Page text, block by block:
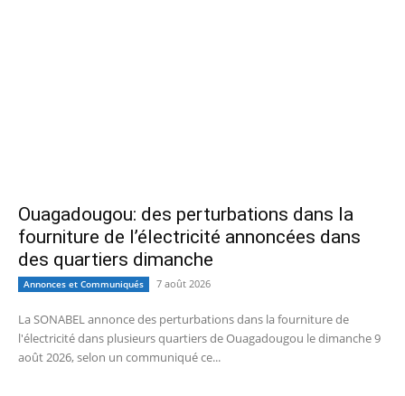
Ouagadougou: des perturbations dans la
fourniture de l’électricité annoncées dans
des quartiers dimanche
Annonces et Communiqués 7 août 2026
La SONABEL annonce des perturbations dans la fourniture de
l'électricité dans plusieurs quartiers de Ouagadougou le dimanche 9
août 2026, selon un communiqué ce...